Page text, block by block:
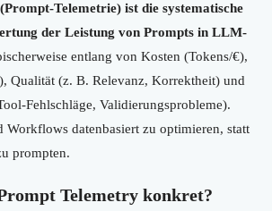
Telemetrie) ist die systematische
der Leistung von Prompts in LLM-
entlang von Kosten (Tokens/€),
Qualität (z. B. Relevanz, Korrektheit) und
Fehlschläge, Validierungsprobleme).
Workflows datenbasiert zu optimieren, statt
prompten.
Telemetry konkret?